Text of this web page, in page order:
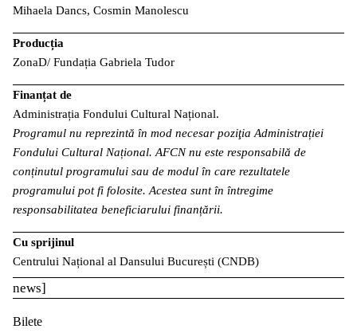
Mihaela Dancs, Cosmin Manolescu
Producția
ZonaD/ Fundația Gabriela Tudor
Finanțat de
Administrația Fondului Cultural Național.
Programul nu reprezintă în mod necesar poziţia Administrației
Fondului Cultural Național. AFCN nu este responsabilă de
conținutul programului sau de modul în care rezultatele
programului pot fi folosite. Acestea sunt în întregime
responsabilitatea beneficiarului finanțării.
Cu sprijinul
Centrului Național al Dansului București (CNDB)
news]
Bilete